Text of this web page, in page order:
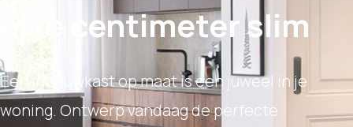
elke centimeter slim
Een inbouwkast op maat is een juweel in je
woning. Ontwerp vandaag de perfecte